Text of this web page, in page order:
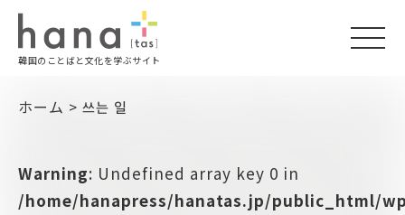
韓国のことばと文化を学ぶサイト
ホーム > 쓰는 일
Warning: Undefined array key 0 in
/home/hanapress/hanatas.jp/public_html/